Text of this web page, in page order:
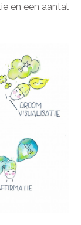
en een aantal